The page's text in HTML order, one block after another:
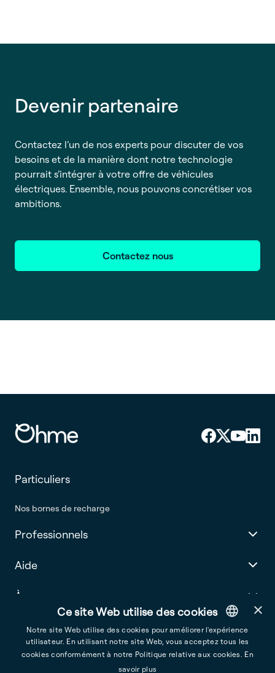
Devenir partenaire
Contactez l’un de nos experts pour discuter de vos
besoins et de la manière dont notre technologie
pourrait s’intégrer à votre offre de véhicules
électriques. Ensemble, nous pouvons concrétiser vos
ambitions.
Contactez nous
Particuliers
Nos bornes de recharge
Professionnels
Aide
À propos
English
×
Ce site Web utilise des cookies
Notre site Web utilise des cookies pour améliorer l'expérience
utilisateur. En utilisant notre site Web, vous acceptez tous les
cookies conformément à notre Politique relative aux cookies. En
savoir plus